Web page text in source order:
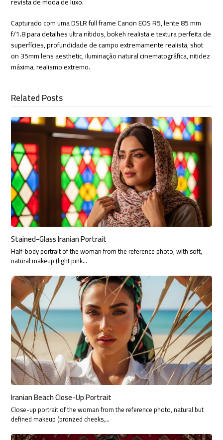
Capturado com uma DSLR full frame Canon EOS R5, lente 85 mm
f/1.8 para detalhes ultra nítidos, bokeh realista e textura perfeita de
superfícies, profundidade de campo extremamente realista, shot
on 35mm lens aesthetic, iluminação natural cinematográfica, nitidez
máxima, realismo extremo.
Related Posts
Stained-Glass Iranian Portrait
Half-body portrait of the woman from the reference photo, with soft,
natural makeup (light pink…
Iranian Beach Close-Up Portrait
Close-up portrait of the woman from the reference photo, natural but
defined makeup (bronzed cheeks,…